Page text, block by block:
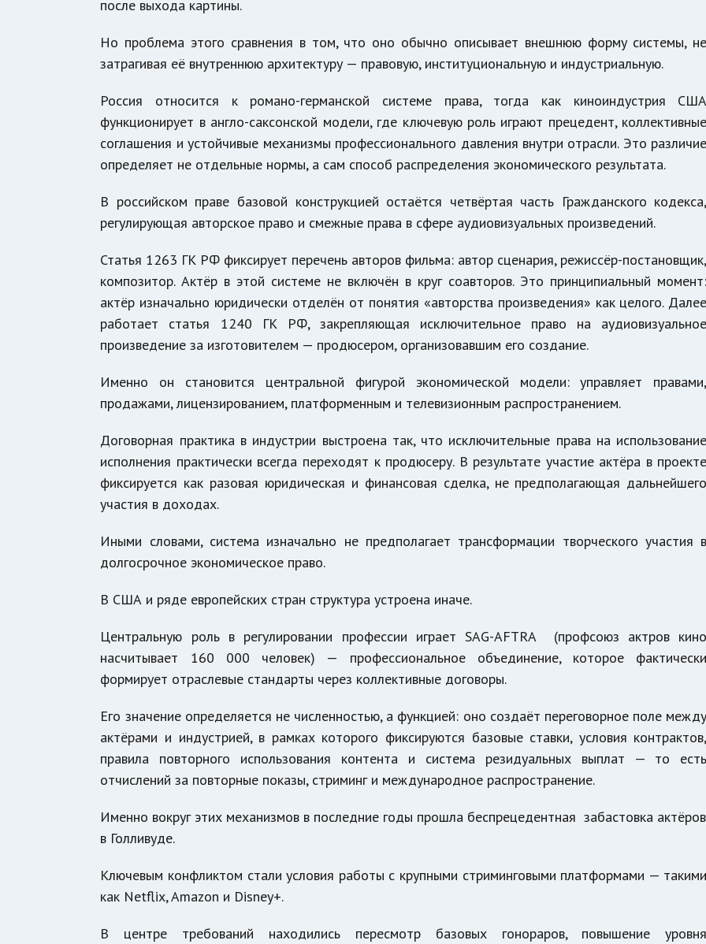
после выхода картины.
Но проблема этого сравнения в том, что оно обычно описывает внешнюю форму системы, не
затрагивая её внутреннюю архитектуру — правовую, институциональную и индустриальную.
Россия относится к романо-германской системе права, тогда как киноиндустрия США
функционирует в англо-саксонской модели, где ключевую роль играют прецедент, коллективные
соглашения и устойчивые механизмы профессионального давления внутри отрасли. Это различие
определяет не отдельные нормы, а сам способ распределения экономического результата.
В российском праве базовой конструкцией остаётся четвёртая часть Гражданского кодекса,
регулирующая авторское право и смежные права в сфере аудиовизуальных произведений.
Статья 1263 ГК РФ фиксирует перечень авторов фильма: автор сценария, режиссёр-постановщик,
композитор. Актёр в этой системе не включён в круг соавторов. Это принципиальный момент:
актёр изначально юридически отделён от понятия «авторства произведения» как целого. Далее
работает статья 1240 ГК РФ, закрепляющая исключительное право на аудиовизуальное
произведение за изготовителем — продюсером, организовавшим его создание.
Именно он становится центральной фигурой экономической модели: управляет правами,
продажами, лицензированием, платформенным и телевизионным распространением.
Договорная практика в индустрии выстроена так, что исключительные права на использование
исполнения практически всегда переходят к продюсеру. В результате участие актёра в проекте
фиксируется как разовая юридическая и финансовая сделка, не предполагающая дальнейшего
участия в доходах.
Иными словами, система изначально не предполагает трансформации творческого участия в
долгосрочное экономическое право.
В США и ряде европейских стран структура устроена иначе.
Центральную роль в регулировании профессии играетSAG-AFTRA (профсоюз актров кино
насчитывает 160 000 человек) — профессиональное объединение, которое фактически
формирует отраслевые стандарты через коллективные договоры.
Его значение определяется не численностью, а функцией: оно создаёт переговорное поле между
актёрами и индустрией, в рамках которого фиксируются базовые ставки, условия контрактов,
правила повторного использования контента и система резидуальных выплат — то есть
отчислений за повторные показы, стриминг и международное распространение.
Именно вокруг этих механизмов в последние годы прошла беспрецедентная забастовка актёров
в Голливуде.
Ключевым конфликтом стали условия работы с крупными стриминговыми платформами — такими
как Netflix,Amazon и Disney+.
В центре требований находились пересмотр базовых гонораров, повышение уровня